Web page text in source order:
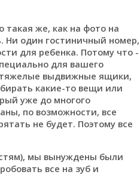
такая же, как на фото на
Ни один гостиничный номер,
для ребенка. Потому что -
для вашего
тяжелые выдвижные ящики,
какие-то вещи или
уже до многого
по возможности, все
не будет. Поэтому все
мы вынуждены были
все на зуб и